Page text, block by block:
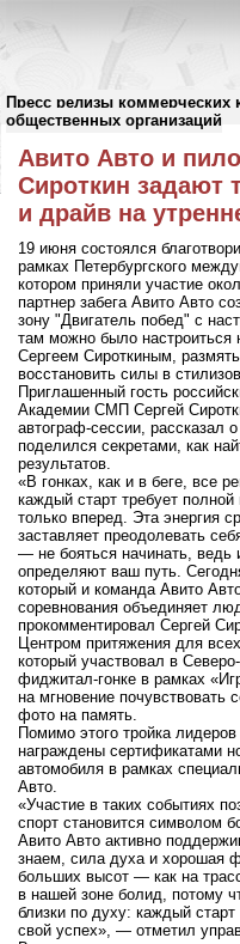
Пресс релизы коммерческих
общественных организаций
Пресс-релизы//
Авито Авто и
Сироткин задают
и драйв на
19 июня состоялся
рамках Петербургского
котором приняли участие
партнер забега Авито Авто
зону "Двигатель побед" с
там можно было настроиться
Сергеем Сироткиным,
восстановить силы в
Приглашенный гость
Академии СМП Сергей
автограф-сессии, рассказал
поделился секретами, как
результатов.
«В гонках, как и в беге, все
каждый старт требует полной
только вперед. Эта энергия
заставляет преодолевать
— не бояться начинать, ведь
определяют ваш путь.
который и команда Авито
соревнования объединяет
прокомментировал Сергей
Центром притяжения для
который участвовал в
фиджитал-гонке в рамках
на мгновение
фото на память.
Помимо этого тройка
награждены сертификатами
автомобиля в рамках
Авто.
«Участие в таких событиях
спорт становится символом
Авито Авто активно
знаем, сила духа и хорошая
больших высот — как на
в нашей зоне болид, потому
близки по духу: каждый старт
свой успех», — отметил